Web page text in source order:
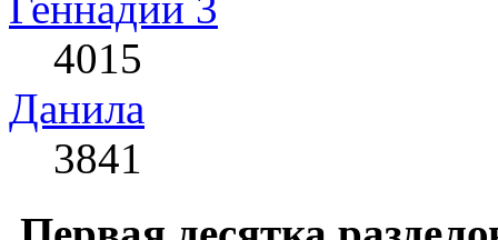
4015
Данила
3841